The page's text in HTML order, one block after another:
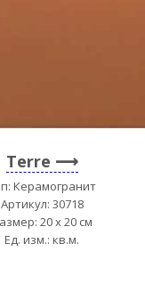
Terre
Керамогранит
Артикул: 30718
20 x 20 см
Ед. изм.: кв.м.